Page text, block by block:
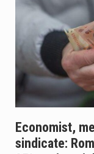
Economist,
sindicate: